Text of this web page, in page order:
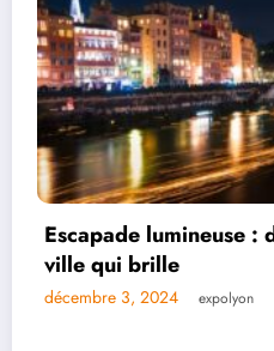
Explorer les
levant les yeux